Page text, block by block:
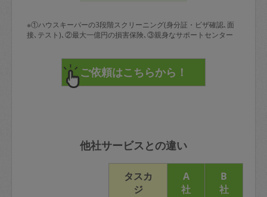
※①ハウスキーパーの3段階スクリーニング(身分証・ビザ確認､面
接､テスト)､②最大一億円の損害保険､③親身なサポートセンター
他社サービスとの違い
タスカ
ジ
A
社
B
社